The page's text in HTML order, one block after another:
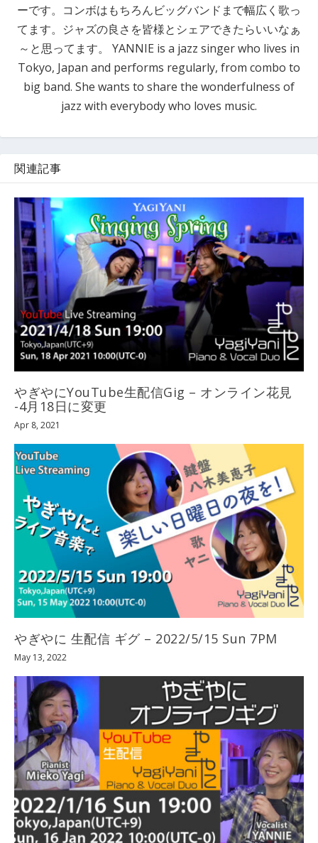
ーです。コンボはもちろんビッグバンドまで幅広く歌っ
てます。ジャズの良さを皆様とシェアできたらいいなぁ
～と思ってます。 YANNIE is a jazz singer who lives in
Tokyo, Japan and performs regularly, from combo to
big band. She wants to share the wonderfulness of
jazz with everybody who loves music.
関連記事
やぎやにYouTube生配信Gig – オンライン花見
-4月18日に変更
Apr 8, 2021
やぎやに 生配信 ギグ – 2022/5/15 Sun 7PM
May 13, 2022